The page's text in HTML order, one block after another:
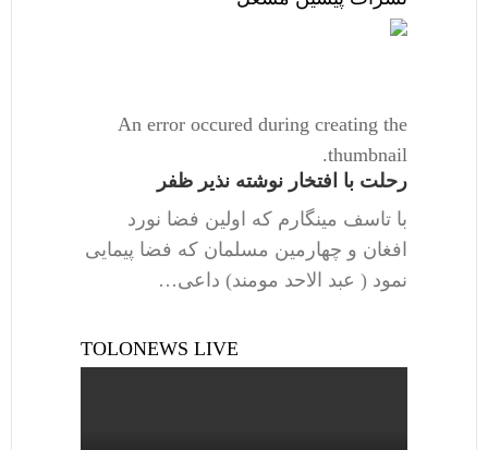
An error occured during creating the
thumbnail.
رحلت با افتخار نوشته نذیر ظفر
با تاسف مینگارم که اولین فضا نورد
افغان و چهارمین مسلمان که فضا پیمایی
نمود ( عبد الاحد مومند) داعی…
TOLONEWS LIVE